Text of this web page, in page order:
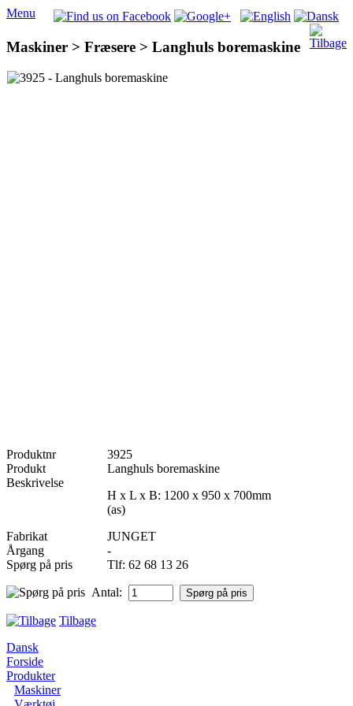
Menu
Maskiner > Fræsere > Langhuls boremaskine
Produktnr
3925
Produkt
Langhuls boremaskine
Beskrivelse
H x L x B: 1200 x 950 x 700mm
(as)
Fabrikat
JUNGET
Årgang
-
Spørg på pris
Tlf: 62 68 13 26
Antal:
Tilbage
Dansk
Forside
Produkter
Maskiner